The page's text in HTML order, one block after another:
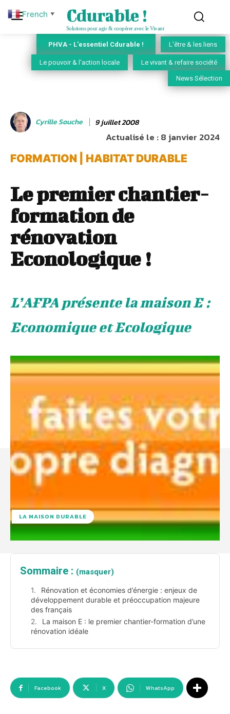
Cdurable !
Solutions pour agir & coopérer avec le Vivant
PHVA - L'essentiel Cdurable ! L'être & les liens
Le pouvoir & l'action locale Le vivant & refaire société
News Sélection
Cyrille Souche 9 juillet 2008
Actualisé le :8 janvier 2024
FORMATION | HABITAT DURABLE
Le premier chantier-
formation de
rénovation
Econologique !
L’AFPA présente la maison E :
Economique et Ecologique
LA MAISON DURABLE
Sommaire : (masquer)
Rénovation et économies d’énergie : enjeux de
développement durable et préoccupation majeure
des français
La maison E : le premier chantier-formation d’une
rénovation idéale
Facebook X WhatsApp
French ▼